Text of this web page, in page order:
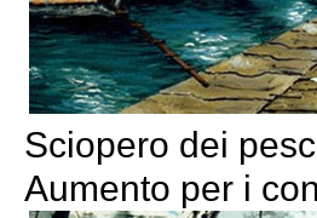
Sciopero dei
Aumento per i